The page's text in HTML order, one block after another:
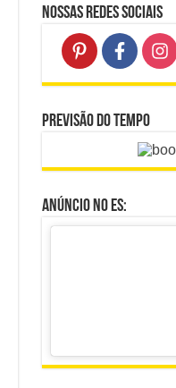
Nossas Redes Sociais
Previsão do Tempo
Anúncio no ES: